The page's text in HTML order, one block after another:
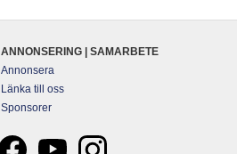
ANNONSERING | SAMARBETE
Annonsera
Länka till oss
Sponsorer